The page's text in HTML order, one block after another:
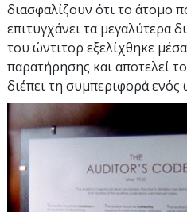
διασφαλίζουν ότι το άτομο
επιτυγχάνει τα μεγαλύτερα
του ώντιτορ εξελίχθηκε
παρατήρησης και αποτελεί
διέπει τη συμπεριφορά ενός